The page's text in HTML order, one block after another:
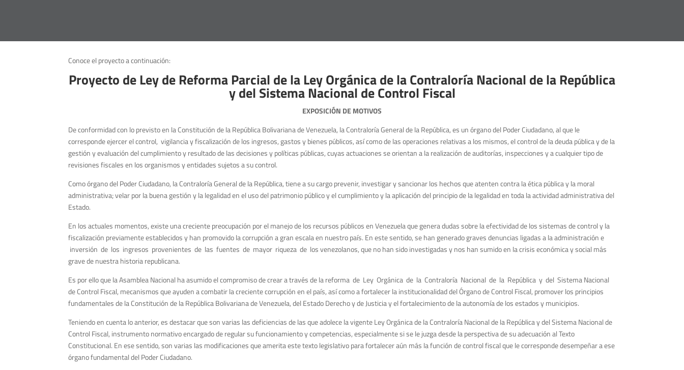
Conoce el proyecto a continuación:
Proyecto de Ley de Reforma Parcial de la Ley Orgánica de la Contraloría Nacional de la República
y del Sistema Nacional de Control Fiscal
EXPOSICIÓN DE MOTIVOS
De conformidad con lo previsto en la Constitución de la República Bolivariana de Venezuela, la Contraloría General de la República, es un órgano del Poder Ciudadano, al que le
corresponde ejercer el control, vigilancia y fiscalización de los ingresos, gastos y bienes públicos, así como de las operaciones relativas a los mismos, el control de la deuda pública y de la
gestión y evaluación del cumplimiento y resultado de las decisiones y políticas públicas, cuyas actuaciones se orientan a la realización de auditorías, inspecciones y a cualquier tipo de
revisiones fiscales en los organismos y entidades sujetos a su control.
Como órgano del Poder Ciudadano, la Contraloría General de la República, tiene a su cargo prevenir, investigar y sancionar los hechos que atenten contra la ética pública y la moral
administrativa; velar por la buena gestión y la legalidad en el uso del patrimonio público y el cumplimiento y la aplicación del principio de la legalidad en toda la actividad administrativa del
Estado.
En los actuales momentos, existe una creciente preocupación por el manejo de los recursos públicos en Venezuela que genera dudas sobre la efectividad de los sistemas de control y la
fiscalización previamente establecidos y han promovido la corrupción a gran escala en nuestro país. En este sentido, se han generado graves denuncias ligadas a la administración e
inversión de los ingresos provenientes de las fuentes de mayor riqueza de los venezolanos, que no han sido investigadas y nos han sumido en la crisis económica y social más
grave de nuestra historia republicana.
Es por ello que la Asamblea Nacional ha asumido el compromiso de crear a través de la reforma de Ley Orgánica de la Contraloría Nacional de la República y del Sistema Nacional
de Control Fiscal, mecanismos que ayuden a combatir la creciente corrupción en el país, así como a fortalecer la institucionalidad del Órgano de Control Fiscal, promover los principios
fundamentales de la Constitución de la República Bolivariana de Venezuela, del Estado Derecho y de Justicia y el fortalecimiento de la autonomía de los estados y municipios.
Teniendo en cuenta lo anterior, es destacar que son varias las deficiencias de las que adolece la vigente Ley Orgánica de la Contraloría Nacional de la República y del Sistema Nacional de
Control Fiscal, instrumento normativo encargado de regular su funcionamiento y competencias, especialmente si se le juzga desde la perspectiva de su adecuación al Texto
Constitucional. En ese sentido, son varias las modificaciones que amerita este texto legislativo para fortalecer aún más la función de control fiscal que le corresponde desempeñar a ese
órgano fundamental del Poder Ciudadano.